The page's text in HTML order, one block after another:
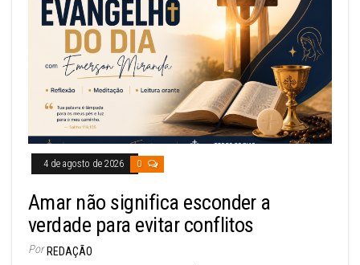
4 de agosto de 2026 0
Amar não significa esconder a
verdade para evitar conflitos
Por REDAÇÃO